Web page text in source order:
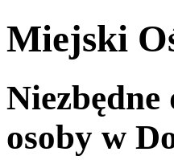
Miejski
Niezbędne
osoby w